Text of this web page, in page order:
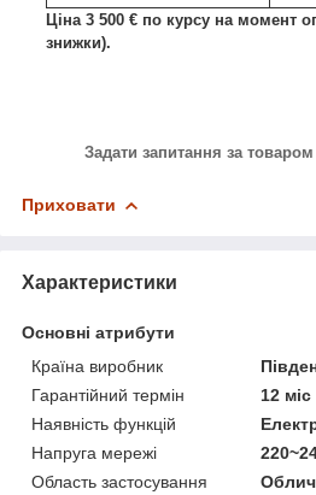
Ціна 3 500 € по курсу на момент
знижки).
Задати запитання за товаром
Приховати
Характеристики
Основні атрибути
Країна виробник
Гарантійний термін
12 міс
Наявність функцій
Напруга мережі
Область застосування